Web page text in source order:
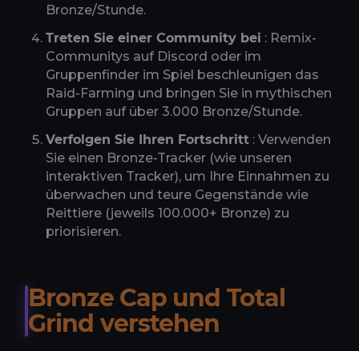
Bronze/Stunde.
Treten Sie einer Community bei : Remix-
Communitys auf Discord oder im
Gruppenfinder im Spiel beschleunigen das
Raid-Farming und bringen Sie in mythischen
Gruppen auf über 3.000 Bronze/Stunde.
Verfolgen Sie Ihren Fortschritt : Verwenden
Sie einen Bronze-Tracker (wie unseren
interaktiven Tracker), um Ihre Einnahmen zu
überwachen und teure Gegenstände wie
Reittiere (jeweils 100.000+ Bronze) zu
priorisieren.
Bronze Cap und Total
Grind verstehen